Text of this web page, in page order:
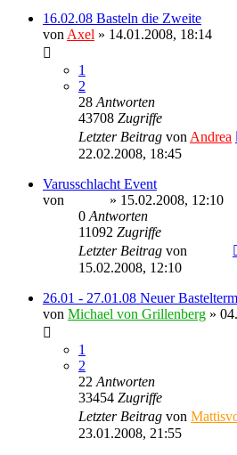
16.02.08 Basteln die Zweite
vonAxel » 14.01.2008, 18:14
1
2
28Antworten
43708 Zugriffe
Letzter Beitrag vonAndrea
22.02.2008, 18:45
Varusschlacht Event
von
» 15.02.2008, 12:10
0Antworten
11092 Zugriffe
Letzter Beitrag von
15.02.2008, 12:10
26.01 - 27.01.08 Neuer
von Michael von Grillenberg »
1
2
22Antworten
33454 Zugriffe
Letzter Beitrag von
23.01.2008, 21:55